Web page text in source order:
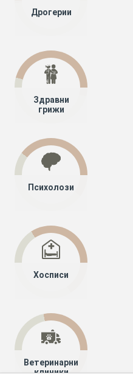
Дрогерии
Здравни
грижи
Психолози
Хосписи
Ветеринарни
клиники